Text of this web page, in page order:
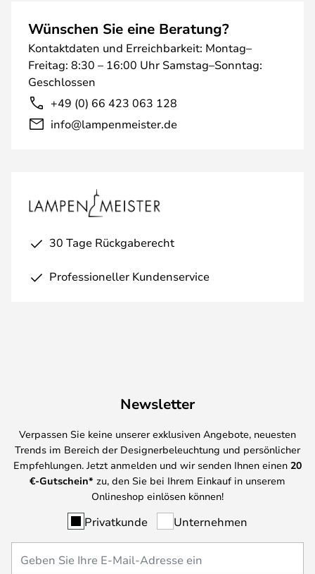
Wünschen Sie eine Beratung?
Kontaktdaten und Erreichbarkeit: Montag–
Freitag: 8:30 – 16:00 Uhr Samstag–Sonntag:
Geschlossen
+49 (0) 66 423 063 128
info@lampenmeister.de
30 Tage Rückgaberecht
Professioneller Kundenservice
Newsletter
Verpassen Sie keine unserer exklusiven Angebote, neuesten
Trends im Bereich der Designerbeleuchtung und persönlicher
Empfehlungen. Jetzt anmelden und wir senden Ihnen einen 20
€-Gutschein* zu, den Sie bei Ihrem Einkauf in unserem
Onlineshop einlösen können!
Privatkunde Unternehmen